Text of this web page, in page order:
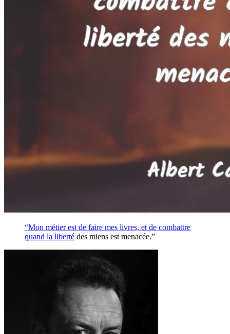
“Mon métier est de faire mes livres, et de combattre
quand la liberté des miens est menacée.”